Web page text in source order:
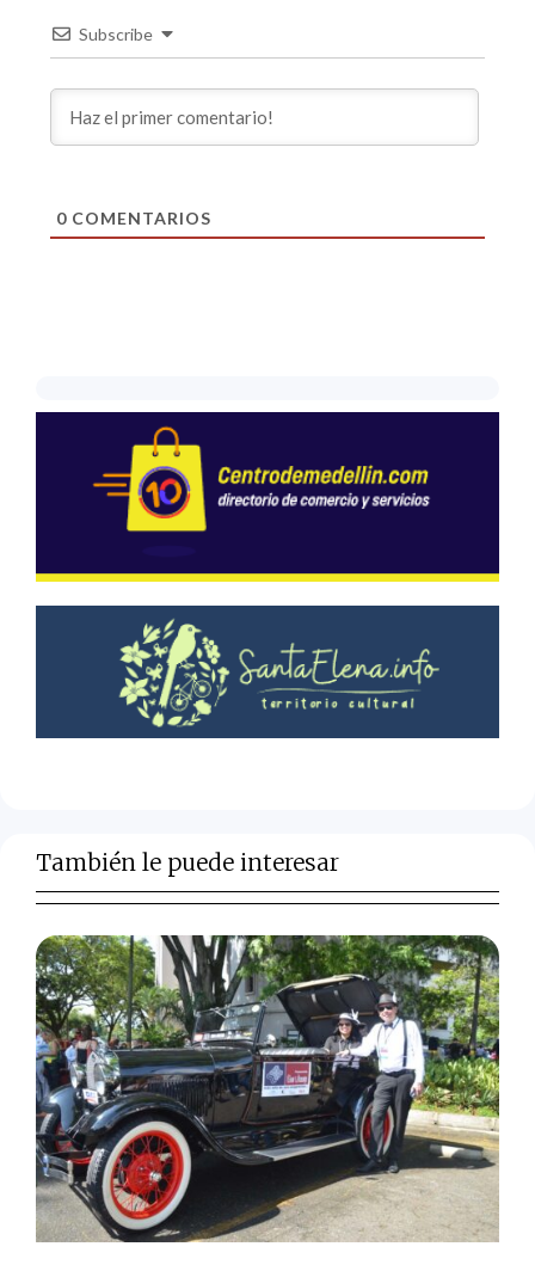
Subscribe
0COMENTARIOS
También le puede interesar